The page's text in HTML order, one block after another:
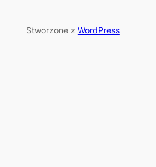
Stworzone z WordPress